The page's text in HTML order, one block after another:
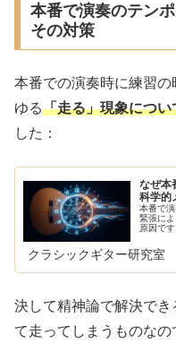
本番で演奏のテン
その対策
本番での演奏時に練習
ゆる「走る」現象につ
した：
なぜ本
科学的
本番で
緊張に
原因で
効性の
クラシックギター研究室
決して精神論で解決で
て走ってしまうものなの